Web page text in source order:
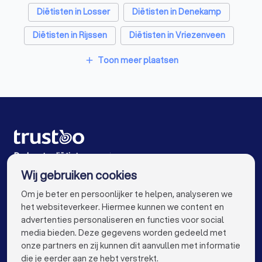
Diëtisten in Losser
Diëtisten in Denekamp
Diëtisten in Rijssen
Diëtisten in Vriezenveen
Diëtisten in Amsterdam
Diëtisten in Rotterdam
Diëtisten in Groningen
Diëtisten in Breda
Diëtisten in Nijmegen
Diëtisten in Haarlem
Diëtisten in Amersfoort
Diëtisten in Apeldoorn
Diëtisten in Den Bosch
Diëtisten in Maastricht
Diëtisten in Leiden
Diëtisten in Dordrecht
add Toon meer plaatsen
De beste diëtisten voor jou
VOOR PARTICULIEREN keyboard_arrow_down
Wij gebruiken cookies
Om je beter en persoonlijker te helpen, analyseren we
het websiteverkeer. Hiermee kunnen we content en
advertenties personaliseren en functies voor social
media bieden. Deze gegevens worden gedeeld met
onze partners en zij kunnen dit aanvullen met informatie
die je eerder aan ze hebt verstrekt.